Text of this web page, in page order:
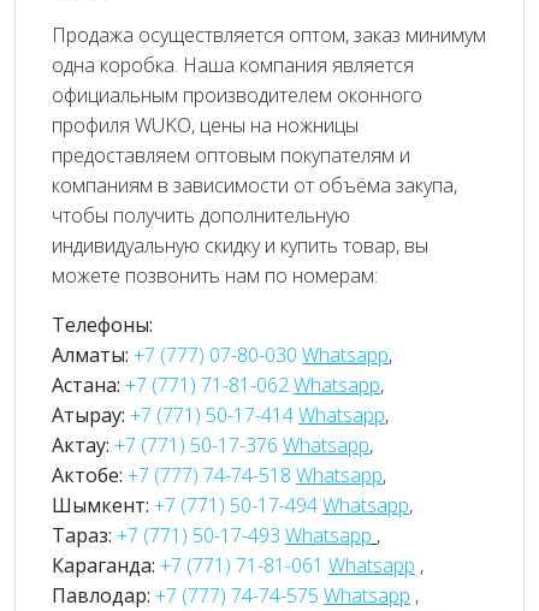
Продажа осуществляется оптом, заказ минимум
одна коробка. Наша компания является
официальным производителем оконного
профиля WUKO, цены на ножницы
предоставляем оптовым покупателям и
компаниям в зависимости от объёма закупа,
чтобы получить дополнительную
индивидуальную скидку и купить товар, вы
можете позвонить нам по номерам:
Телефоны:
Алматы: +7 (777) 07-80-030 Whatsapp,
Астана: +7 (771) 71-81-062Whatsapp,
Атырау: +7 (771) 50-17-414Whatsapp,
Актау: +7 (771) 50-17-376 Whatsapp,
Актобе: +7 (777) 74-74-518 Whatsapp,
Шымкент: +7 (771) 50-17-494Whatsapp,
Тараз: +7 (771) 50-17-493 Whatsapp ,
Караганда: +7 (771) 71-81-061 Whatsapp ,
Павлодар: +7 (777) 74-74-575 Whatsapp ,